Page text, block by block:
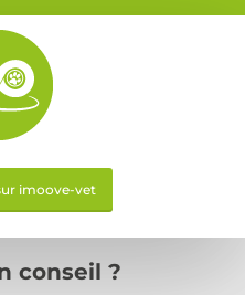
imoove-vet
conseil ?